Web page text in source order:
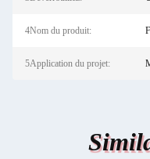
4Nom du produit:
5Application du projet: